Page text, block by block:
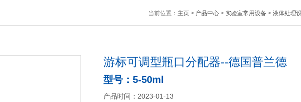
当前位置： 主页> 产品中心> 实验室常用设备> 液体处理
游标可调型瓶口分配器--德国普兰德
型号：5-50ml
产品时间：2023-01-13